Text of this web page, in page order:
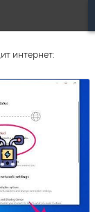
интернет: